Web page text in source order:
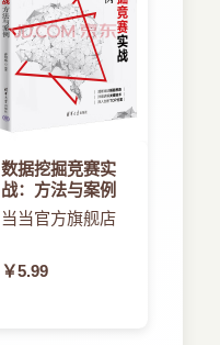
数据挖掘竞赛实
战：方法与案例
当当官方旗舰店
￥5.99